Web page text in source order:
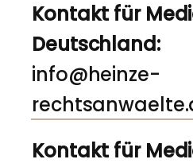
Kontakt für
Deutschland:
info@heinze-
Kontakt für